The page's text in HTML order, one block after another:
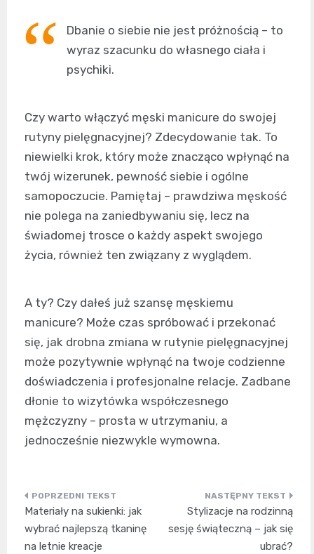
Dbanie o siebie nie jest próżnością – to
wyraz szacunku do własnego ciała i
psychiki.
Czy warto włączyć męski manicure do swojej
rutyny pielęgnacyjnej? Zdecydowanie tak. To
niewielki krok, który może znacząco wpłynąć na
twój wizerunek, pewność siebie i ogólne
samopoczucie. Pamiętaj – prawdziwa męskość
nie polega na zaniedbywaniu się, lecz na
świadomej trosce o każdy aspekt swojego
życia, również ten związany z wyglądem.
A ty? Czy dałeś już szansę męskiemu
manicure? Może czas spróbować i przekonać
się, jak drobna zmiana w rutynie pielęgnacyjnej
może pozytywnie wpłynąć na twoje codzienne
doświadczenia i profesjonalne relacje. Zadbane
dłonie to wizytówka współczesnego
mężczyzny – prosta w utrzymaniu, a
jednocześnie niezwykle wymowna.
Nawigacja
wpisu
Materiały na sukienki: jak
wybrać najlepszą tkaninę
na letnie kreacje
Stylizacje na rodzinną
sesję świąteczną – jak się
ubrać?